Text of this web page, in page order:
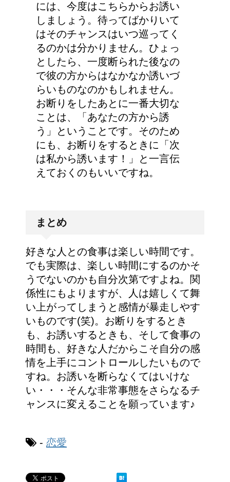
には、今度はこちらからお誘い
しましょう。待ってばかりいて
はそのチャンスはいつ巡ってく
るのかは分かりません。ひょっ
としたら、一度断られた後なの
で彼の方からはなかなか誘いづ
らいものなのかもしれません。
お断りをしたあとに一番大切な
ことは、「あなたの方から誘
う」ということです。そのため
にも、お断りをするときに「次
は私から誘います！」と一言伝
えておくのもいいですね。
まとめ
好きな人との食事は楽しい時間です。
でも実際は、楽しい時間にするのかそ
うでないのかも自分次第ですよね。関
係性にもよりますが、人は嬉しくて舞
い上がってしまうと感情が暴走しやす
いものです(笑)。お断りをするとき
も、お誘いするときも、そして食事の
時間も、好きな人だからこそ自分の感
情を上手にコントロールしたいもので
すね。お誘いを断らなくてはいけな
い・・・そんな非常事態をさらなるチ
ャンスに変えることを願っています♪
- 恋愛